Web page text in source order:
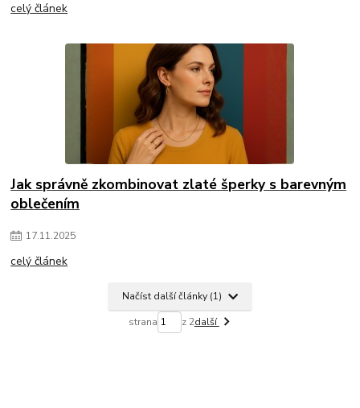
celý článek
Jak správně zkombinovat zlaté šperky s barevným
oblečením
17.11.2025
celý článek
Načíst další články (1)
strana z 2další